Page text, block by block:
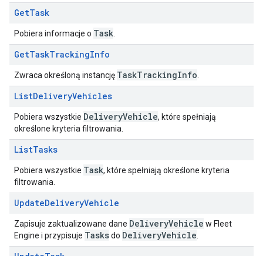
GetTask
Pobiera informacje o Task
GetTaskTrackingInfo
Zwraca określoną instancję TaskTrackingInfo
ListDeliveryVehicles
Pobiera wszystkie DeliveryVehicle, które spełniają
określone kryteria filtrowania.
ListTasks
Pobiera wszystkie Task, które spełniają określone kryteria
filtrowania.
UpdateDeliveryVehicle
Zapisuje zaktualizowane dane DeliveryVehicle w Fleet
Engine i przypisuje Tasksdo DeliveryVehicle